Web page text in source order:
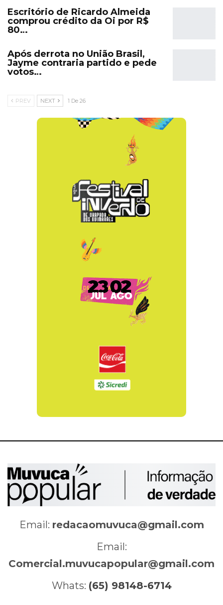
Escritório de Ricardo Almeida
comprou crédito da Oi por R$
80…
Após derrota no União Brasil,
Jayme contraria partido e pede
votos…
PREV NEXT 1 De 26
Email: redacaomuvuca@gmail.com
Email:
Comercial.muvucapopular@gmail.com
Whats: (65) 98148-6714